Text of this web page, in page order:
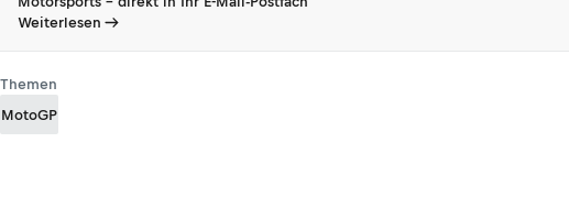
Weiterlesen
Themen
MotoGP